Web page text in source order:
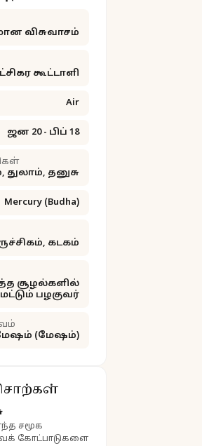
விசுவாசம்
கூட்டாளி
Air
ஜன 20 - பிப் 18
துலாம், தனுசு
Mercury (Budha)
கடகம்
சூழல்களில்
மட்டும் பழகுவர்
(மேஷம்)
சமூக
கோட்பாடுகளை